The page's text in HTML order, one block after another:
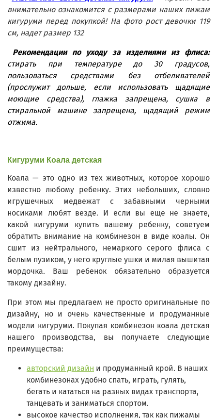
внимательно ознакомится с размерами наших пижам
кигуруми перед покупкой! На фото рост девочки 119
см, надет размер 132
Рекомендации по уходу за изделиями из флиса:
стирать при температуре до 30 градусов,
пользоваться средствами без отбеливателей
(прослужит дольше, если использовать щадящие
моющие средства), глажка запрещена, сушка в
стиральной машине запрещена, щадящий режим
отжима.
Кигуруми Коала детская
Коала — это одно из тех животных, которое хорошо
известно любому ребенку. Этих небольших, словно
игрушечных медвежат с забавными черными
носиками любят везде. И если вы еще не знаете,
какой кигуруми купить вашему ребенку, советуем
обратить внимание на комбинезон в виде коалы. Он
сшит из нейтрального, немаркого серого флиса с
белым пузиком, у него круглые ушки и милая вышитая
мордочка. Ваш ребенок обязательно образуется
такому дизайну.
При этом мы предлагаем не просто оригинальные по
дизайну, но и очень качественные и продуманные
модели кигуруми. Покупая комбинезон коала детская
нашего производства, вы получаете следующие
преимущества:
авторский дизайн и продуманный крой. В наших
комбинезонах удобно спать, играть, гулять,
бегать и кататься на разных видах транспорта,
танцевать и заниматься спортом.
высокое качество исполнения, так как пижамы